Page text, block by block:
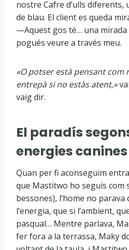
nostre Cafre d’ulls diferents,
de blau. El client es queda
—Aquest gos té… una mirada
pogués veure a través meu.
«O potser està pensant com
entrepà si no estàs atent,»
vaig dir.
El paradís
energies canines
Quan per fi aconseguim
que Mastitwo ho seguís com
bessones), l’home no
l’energia, que si l’ambient,
pasqual… Mentre parlava,
fer fora a la terrassa, Maky